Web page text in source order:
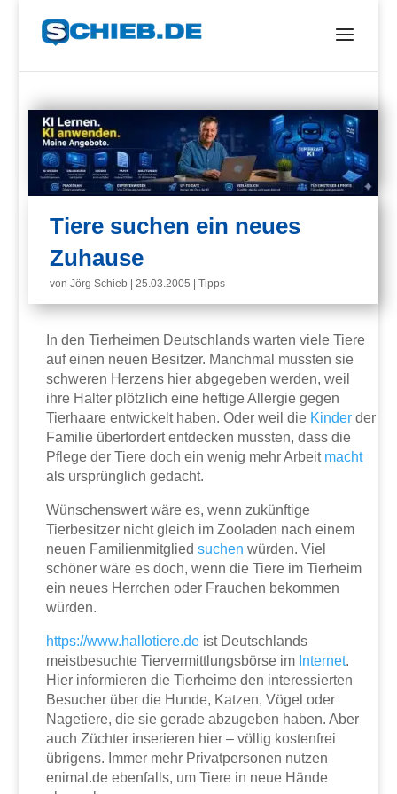
Tiere suchen ein neues
Zuhause
vonJörg Schieb |25.03.2005 |Tipps
In den Tierheimen Deutschlands warten viele Tiere
auf einen neuen Besitzer. Manchmal mussten sie
schweren Herzens hier abgegeben werden, weil
ihre Halter plötzlich eine heftige Allergie gegen
Tierhaare entwickelt haben. Oder weil die Kinder der
Familie überfordert entdecken mussten, dass die
Pflege der Tiere doch ein wenig mehr Arbeit macht
als ursprünglich gedacht.
Wünschenswert wäre es, wenn zukünftige
Tierbesitzer nicht gleich im Zooladen nach einem
neuen Familienmitgliedsuchen würden. Viel
schöner wäre es doch, wenn die Tiere im Tierheim
ein neues Herrchen oder Frauchen bekommen
würden.
https://www.hallotiere.de ist Deutschlands
meistbesuchte Tiervermittlungsbörse im Internet.
Hier informieren die Tierheime den interessierten
Besucher über die Hunde, Katzen, Vögel oder
Nagetiere, die sie gerade abzugeben haben. Aber
auch Züchter inserieren hier – völlig kostenfrei
übrigens. Immer mehr Privatpersonen nutzen
enimal.de ebenfalls, um Tiere in neue Hände